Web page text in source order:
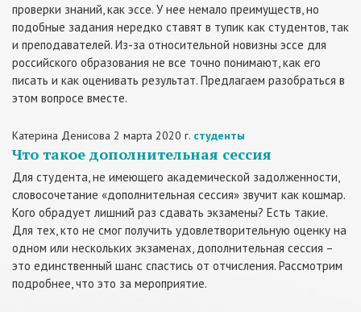
проверки знаний, как эссе. У нее немало преимуществ, но
подобные задания нередко ставят в тупик как студентов, так
и преподавателей. Из-за относительной новизны эссе для
российского образования не все точно понимают, как его
писать и как оценивать результат. Предлагаем разобраться в
этом вопросе вместе.
Катерина Денисова 2 марта 2020 г. студенты
Что такое дополнительная сессия
Для студента, не имеющего академической задолженности,
словосочетание «дополнительная сессия» звучит как кошмар.
Кого обрадует лишний раз сдавать экзамены? Есть такие.
Для тех, кто не смог получить удовлетворительную оценку на
одном или нескольких экзаменах, дополнительная сессия –
это единственный шанс спастись от отчисления. Рассмотрим
подробнее, что это за мероприятие.